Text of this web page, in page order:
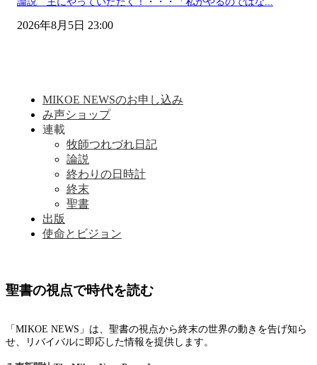
2026年8月5日 23:00
MIKOE NEWSのお申し込み
み声ショップ
連載
牧師つれづれ日記
論説
終わりの日時計
終末
聖書
出版
使命とビジョン
聖書の視点で時代を読む
「MIKOE NEWS」は、聖書の視点から終末の世界の動きを告げ知ら
せ、リバイバルに即応した情報を提供します。